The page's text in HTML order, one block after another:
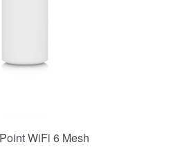
WiFi 6 Mesh